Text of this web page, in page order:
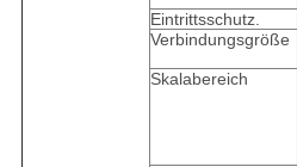
Eintrittsschutz.
Verbindungsgröße
Skalabereich